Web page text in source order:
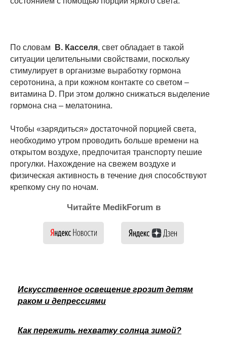
По словам В. Касселя, свет обладает в такой
ситуации целительными свойствами, поскольку
стимулирует в организме выработку гормона
серотонина, а при кожном контакте со светом –
витамина D. При этом должно снижаться выделение
гормона сна – мелатонина.
Чтобы «зарядиться» достаточной порцией света,
необходимо утром проводить больше времени на
открытом воздухе, предпочитая транспорту пешие
прогулки. Нахождение на свежем воздухе и
физическая активность в течение дня способствуют
крепкому сну по ночам.
Читайте MedikForum в
Искусственное освещение грозит детям
раком и депрессиями
Как пережить нехватку солнца зимой?